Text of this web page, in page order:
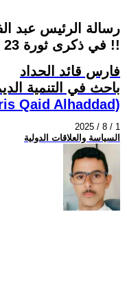
رسالة الرئيس عبد
في ذكرى ثورة 23 يوليو واضحة لمن لا يفهم !!
فارس قائد الحداد
باحث في التنمية
Qaid Alhaddad)
2025 / 8 / 1
السياسة والعلاقات الدولية